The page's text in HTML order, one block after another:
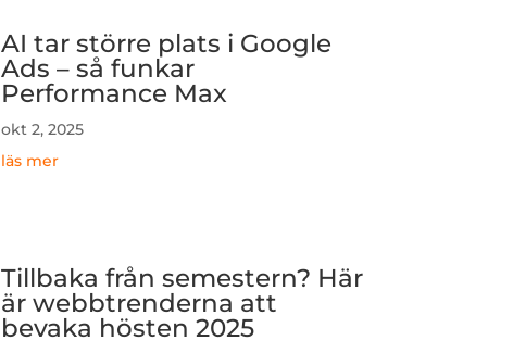
AI tar större plats i Google
Ads – så funkar
Performance Max
okt 2, 2025
läs mer
Tillbaka från semestern? Här
är webbtrenderna att
bevaka hösten 2025